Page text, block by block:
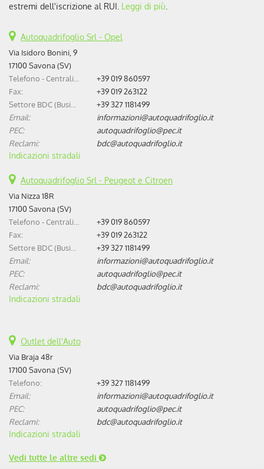
estremi dell'iscrizione al RUI. Leggi di più
Autoquadrifoglio Srl - Opel
Via Isidoro Bonini, 9
17100 Savona (SV)
+39 019 860597
Fax:
+39 019 263122
+39 327 1181499
Email:
informazioni@autoquadrifoglio.it
PEC:
autoquadrifoglio@pec.it
Reclami:
bdc@autoquadrifoglio.it
Indicazioni stradali
Autoquadrifoglio Srl - Peugeot e Citroen
Via Nizza 18R
17100 Savona (SV)
+39 019 860597
Fax:
+39 019 263122
+39 327 1181499
Email:
informazioni@autoquadrifoglio.it
PEC:
autoquadrifoglio@pec.it
Reclami:
bdc@autoquadrifoglio.it
Indicazioni stradali
Outlet dell'Auto
Via Braja 48r
17100 Savona (SV)
Telefono:
+39 327 1181499
Email:
informazioni@autoquadrifoglio.it
PEC:
autoquadrifoglio@pec.it
Reclami:
bdc@autoquadrifoglio.it
Indicazioni stradali
Vedi tutte le altre sedi